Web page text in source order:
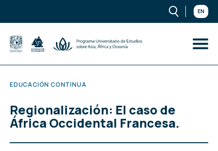
EN
EDUCACIÓN CONTINUA
Regionalización: El caso de
África Occidental Francesa.